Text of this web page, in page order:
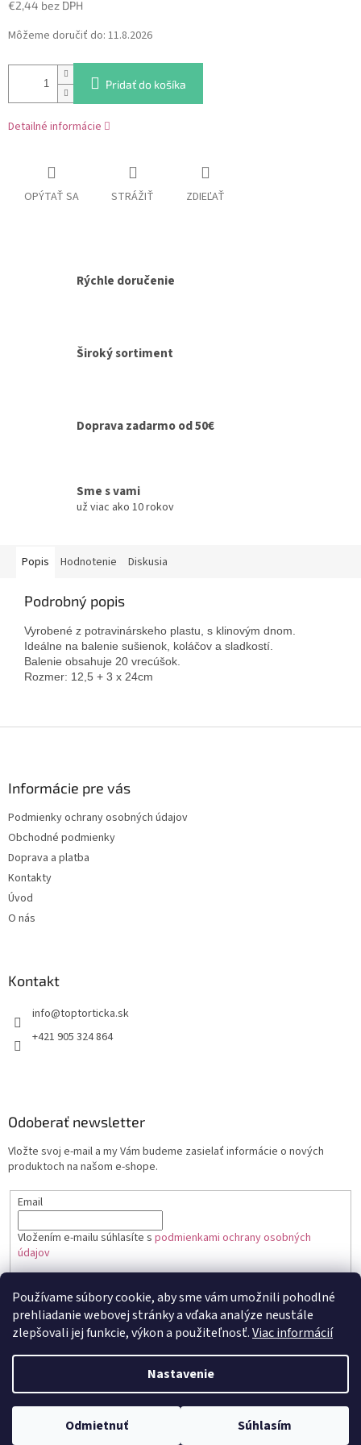
Používame súbory cookie, aby sme vám umožnili pohodlné
prehliadanie webovej stránky a vďaka analýze neustále
zlepšovali jej funkcie, výkon a použiteľnosť.Viac informácií
Nastavenie
Odmietnuť Súhlasím
€2,44 bez DPH
Jednotková
cena:
Môžeme doručiť do: 11.8.2026
Pridať do košíka
Detailné informácie
OPÝTAŤ SA STRÁŽIŤ ZDIEĽAŤ
Rýchle doručenie
Široký sortiment
Doprava zadarmo od 50€
Sme s vami
už viac ako 10 rokov
Popis Hodnotenie Diskusia
Podrobný popis
Vyrobené z potravinárskeho plastu, s klinovým dnom.
Ideálne na balenie sušienok, koláčov a sladkostí.
Balenie obsahuje 20 vrecúšok.
Rozmer: 12,5 + 3 x 24cm
Informácie pre vás
Podmienky ochrany osobných údajov
Obchodné podmienky
Doprava a platba
Kontakty
Úvod
O nás
Kontakt
+421 905 324 864
Odoberať newsletter
Vložte svoj e-mail a my Vám budeme zasielať informácie o nových
produktoch na našom e-shope.
Email
Vložením e-mailu súhlasíte s podmienkami ochrany osobných
údajov
PRIHLÁSIŤ SA
Copyright 2026Toptortička. Všetky práva vyhradené.Upraviť